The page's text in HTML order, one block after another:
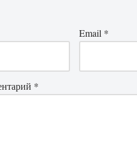
Email *
*